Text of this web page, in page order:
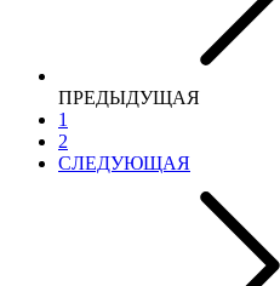
ПРЕДЫДУЩАЯ
1
2
СЛЕДУЮЩАЯ